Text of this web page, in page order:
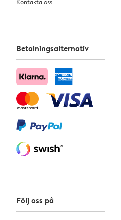
Betalningsalternativ
Följ oss på